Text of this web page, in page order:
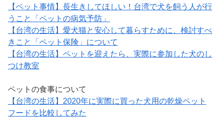
【ペット事情】長生きしてほしい！台湾で犬を飼う人が行
うこと「ペットの病気予防」
【台湾の生活】愛犬猫と安心して暮らすために、検討すべ
きこと「ペット保険」について
【台湾の生活】ペットを迎えたら、実際に参加した犬のし
つけ教室
ペットの食事について
【台湾の生活】2020年に実際に買った犬用の乾燥ペット
フードを比較してみた